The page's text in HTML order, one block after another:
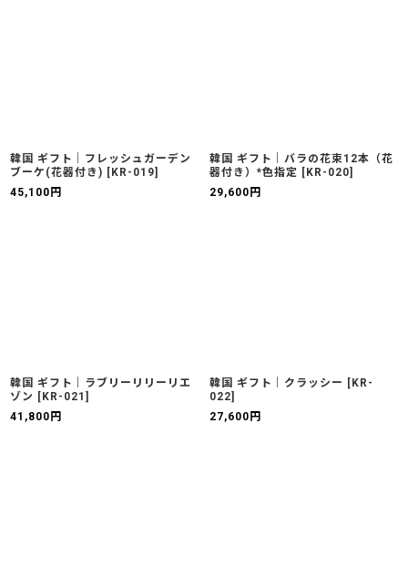
韓国 ギフト｜フレッシュガーデン
ブーケ(花器付き) [ KR-019]
45,100 円
韓国 ギフト｜バラの花束12本（花
器付き）*色指定 [ KR-020]
29,600 円
韓国 ギフト｜ラブリーリリーリエ
ゾン
[ KR-021 ]
41,800 円
韓国 ギフト｜クラッシー [ KR-
022]
27,600 円